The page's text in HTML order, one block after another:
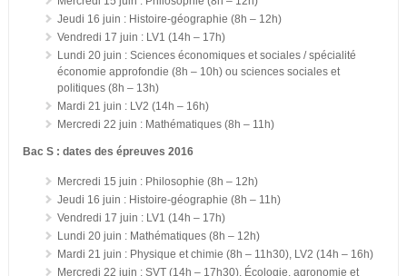
Jeudi 16 juin : Histoire-géographie (8h – 12h)
Vendredi 17 juin : LV1 (14h – 17h)
Lundi 20 juin : Sciences économiques et sociales / spécialité
économie approfondie (8h – 10h) ou sciences sociales et
politiques (8h – 13h)
Mardi 21 juin : LV2 (14h – 16h)
Mercredi 22 juin : Mathématiques (8h – 11h)
Bac S : dates des épreuves 2016
Mercredi 15 juin : Philosophie (8h – 12h)
Jeudi 16 juin : Histoire-géographie (8h – 11h)
Vendredi 17 juin : LV1 (14h – 17h)
Lundi 20 juin : Mathématiques (8h – 12h)
Mardi 21 juin : Physique et chimie (8h – 11h30), LV2 (14h – 16h)
Mercredi 22 juin : SVT (14h – 17h30), Écologie, agronomie et